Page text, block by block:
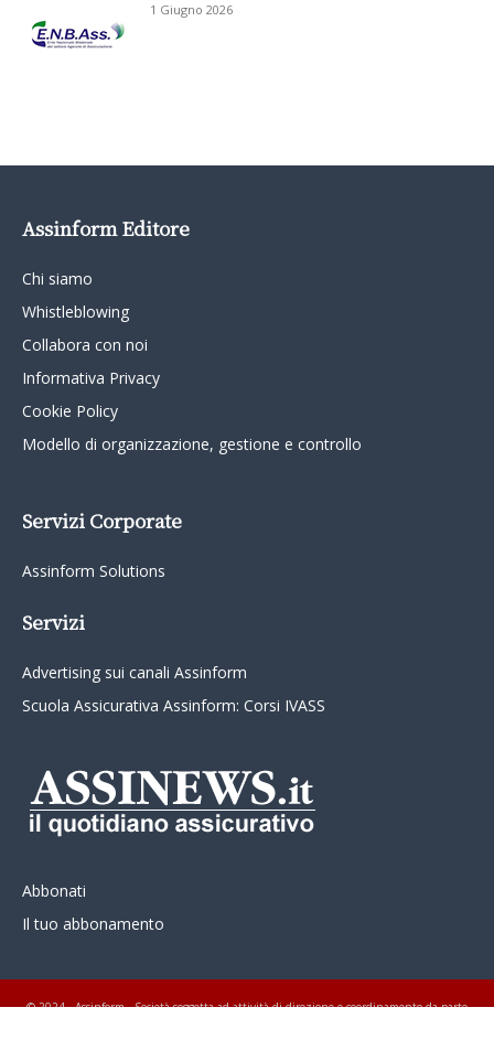
1 Giugno 2026
Assinform Editore
Chi siamo
Whistleblowing
Collabora con noi
Informativa Privacy
Cookie Policy
Modello di organizzazione, gestione e controllo
Servizi Corporate
Assinform Solutions
Servizi
Advertising sui canali Assinform
Scuola Assicurativa Assinform: Corsi IVASS
Abbonati
Il tuo abbonamento
© 2024 - Assinform - Società soggetta ad attività di direzione e coordinamento da parte